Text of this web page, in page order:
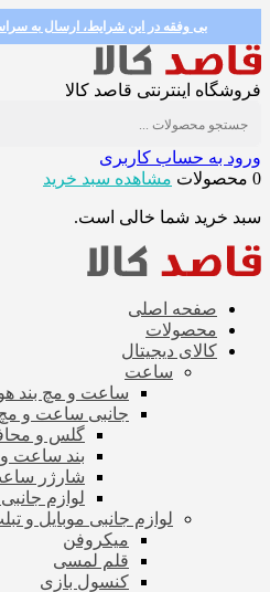
بی وفقه در این شرایط، ارسال به
فروشگاه اینترنتی قاصد کالا
ورود به حساب کاربری
0 محصولات
مشاهده سبد خرید
سبد خرید شما خالی است.
صفحه اصلی
محصولات
کالای دیجیتال
ساعت
ساعت و مچ بند
جانبی ساعت و مچ
گلس و
بند ساعت
شارژر
لوازم
لوازم جانبی موبایل و
میکروفن
قلم لمسی
کنسول بازی